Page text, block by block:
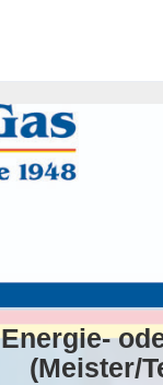
Energie-
(Meister/